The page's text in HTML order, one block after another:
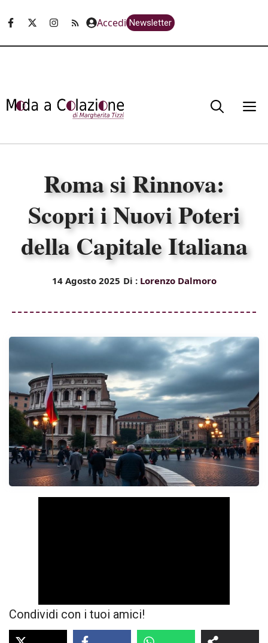
Accedi Newsletter
Roma si Rinnova:
Scopri i Nuovi Poteri
della Capitale Italiana
14 Agosto 2025 Di : Lorenzo Dalmoro
Condividi con i tuoi amici!